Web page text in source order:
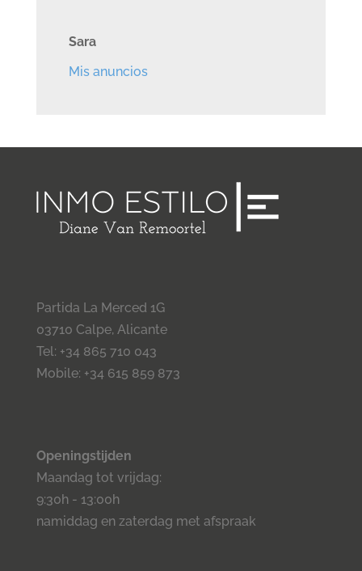
Sara
Mis anuncios
Partida La Merced 1G
03710 Calpe, Alicante
Tel: +34 865 710 043
Mobile: +34 615 859 873
Openingstijden
Maandag tot vrijdag:
9:30h - 13:00h
namiddag en zaterdag met afspraak